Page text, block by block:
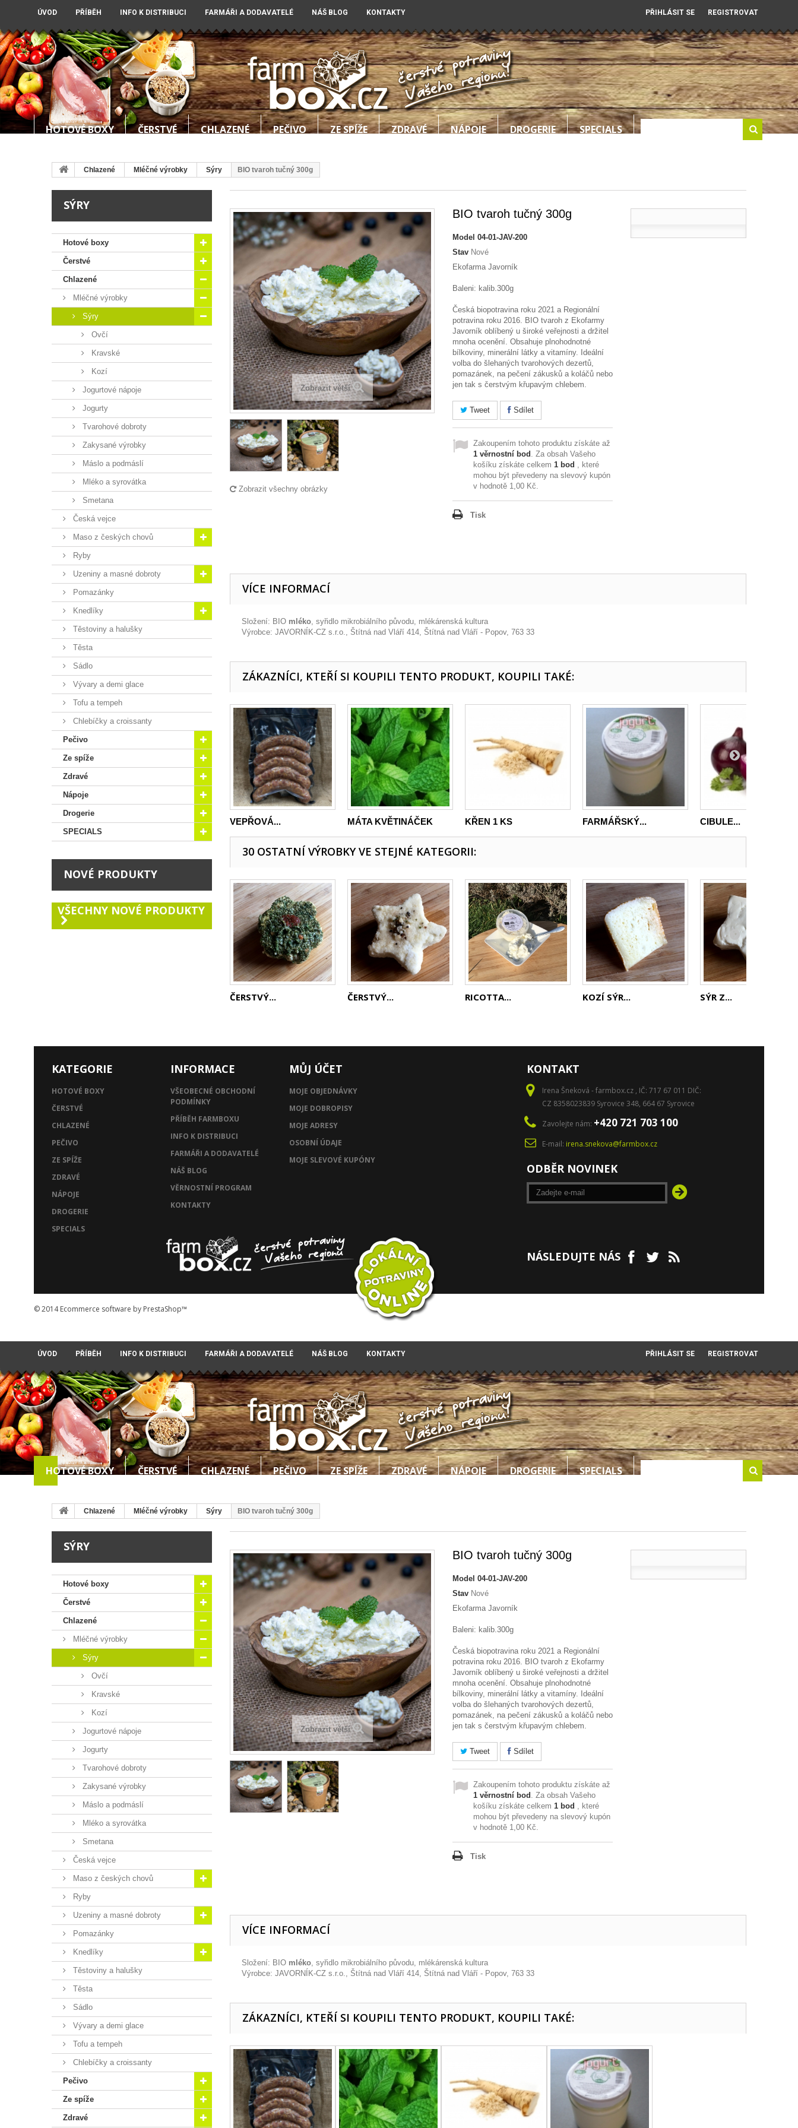
ÚVOD PŘÍBĚH INFO K DISTRIBUCI FARMÁŘI A DODAVATELÉ NÁŠ BLOG KONTAKTY PŘIHLÁSIT SE REGISTROVAT
HOTOVÉ BOXY ČERSTVÉ CHLAZENÉ PEČIVO ZE SPÍŽE ZDRAVÉ NÁPOJE DROGERIE SPECIALS
Chlazené Mléčné výrobky Sýry BIO tvaroh tučný 300g
SÝRY
Hotové boxy
Čerstvé
Chlazené
Mléčné výrobky
Sýry
Ovčí
Kravské
Kozí
Jogurtové nápoje
Jogurty
Tvarohové dobroty
Zakysané výrobky
Máslo a podmáslí
Mléko a syrovátka
Smetana
Česká vejce
Maso z českých chovů
Ryby
Uzeniny a masné dobroty
Pomazánky
Knedlíky
Těstoviny a halušky
Těsta
Sádlo
Vývary a demi glace
Tofu a tempeh
Chlebíčky a croissanty
Pečivo
Ze spíže
Zdravé
Nápoje
Drogerie
SPECIALS
NOVÉ PRODUKTY
VŠECHNY NOVÉ PRODUKTY
Zobrazit větší
Zobrazit všechny obrázky
BIO tvaroh tučný 300g
Model 04-01-JAV-200
Stav Nové
Ekofarma Javorník
Baleni: kalib.300g
Česká biopotravina roku 2021 a Regionální
potravina roku 2016. BIO tvaroh z Ekofarmy
Javorník oblíbený u široké veřejnosti a držitel
mnoha ocenění. Obsahuje plnohodnotné
bílkoviny, minerální látky a vitamíny. Ideální
volba do šlehaných tvarohových dezertů,
pomazánek, na pečení zákusků a koláčů nebo
jen tak s čerstvým křupavým chlebem.
Tweet Sdílet
Zakoupením tohoto produktu získáte až
1 věrnostní bod . Za obsah Vašeho
košíku získáte celkem 1 bod , které
mohou být převedeny na slevový kupón
v hodnotě 1,00 Kč.
Tisk
VÍCE INFORMACÍ
Složení: BIO mléko, syřidlo mikrobiálního původu, mlékárenská kultura
Výrobce: JAVORNÍK-CZ s.r.o., Štítná nad Vláří 414, Štítná nad Vláří - Popov, 763 33
ZÁKAZNÍCI, KTEŘÍ SI KOUPILI TENTO PRODUKT, KOUPILI TAKÉ:
VEPŘOVÁ... MÁTA KVĚTINÁČEK KŘEN 1 KS FARMÁŘSKÝ... CIBULE...
30 OSTATNÍ VÝROBKY VE STEJNÉ KATEGORII:
ČERSTVÝ... ČERSTVÝ... RICOTTA... KOZÍ SÝR... SÝR Z...
KATEGORIE
HOTOVÉ BOXY
ČERSTVÉ
CHLAZENÉ
PEČIVO
ZE SPÍŽE
ZDRAVÉ
NÁPOJE
DROGERIE
SPECIALS
INFORMACE
VŠEOBECNÉ OBCHODNÍ
PODMÍNKY
PŘÍBĚH FARMBOXU
INFO K DISTRIBUCI
FARMÁŘI A DODAVATELÉ
NÁŠ BLOG
VĚRNOSTNÍ PROGRAM
KONTAKTY
© 2014Ecommerce software by PrestaShop™
MŮJ ÚČET
MOJE OBJEDNÁVKY
MOJE DOBROPISY
MOJE ADRESY
OSOBNÍ ÚDAJE
MOJE SLEVOVÉ KUPÓNY
KONTAKT
Irena Šneková - farmbox.cz , IČ: 717 67 011 DIČ:
CZ 8358023839 Syrovice 348, 664 67 Syrovice
Zavolejte nám: +420 721 703 100
E-mail: irena.snekova@farmbox.cz
ODBĚR NOVINEK
NÁSLEDUJTE NÁS
ÚVOD PŘÍBĚH INFO K DISTRIBUCI FARMÁŘI A DODAVATELÉ NÁŠ BLOG KONTAKTY PŘIHLÁSIT SE REGISTROVAT
HOTOVÉ BOXY ČERSTVÉ CHLAZENÉ PEČIVO ZE SPÍŽE ZDRAVÉ NÁPOJE DROGERIE SPECIALS
Chlazené Mléčné výrobky Sýry BIO tvaroh tučný 300g
SÝRY
Hotové boxy
Čerstvé
Chlazené
Mléčné výrobky
Sýry
Ovčí
Kravské
Kozí
Jogurtové nápoje
Jogurty
Tvarohové dobroty
Zakysané výrobky
Máslo a podmáslí
Mléko a syrovátka
Smetana
Česká vejce
Maso z českých chovů
Ryby
Uzeniny a masné dobroty
Pomazánky
Knedlíky
Těstoviny a halušky
Těsta
Sádlo
Vývary a demi glace
Tofu a tempeh
Chlebíčky a croissanty
Pečivo
Ze spíže
Zdravé
Zobrazit větší
BIO tvaroh tučný 300g
Model 04-01-JAV-200
Stav Nové
Ekofarma Javorník
Baleni: kalib.300g
Česká biopotravina roku 2021 a Regionální
potravina roku 2016. BIO tvaroh z Ekofarmy
Javorník oblíbený u široké veřejnosti a držitel
mnoha ocenění. Obsahuje plnohodnotné
bílkoviny, minerální látky a vitamíny. Ideální
volba do šlehaných tvarohových dezertů,
pomazánek, na pečení zákusků a koláčů nebo
jen tak s čerstvým křupavým chlebem.
Tweet Sdílet
Zakoupením tohoto produktu získáte až
1 věrnostní bod . Za obsah Vašeho
košíku získáte celkem 1 bod , které
mohou být převedeny na slevový kupón
v hodnotě 1,00 Kč.
Tisk
VÍCE INFORMACÍ
Složení: BIO mléko, syřidlo mikrobiálního původu, mlékárenská kultura
Výrobce: JAVORNÍK-CZ s.r.o., Štítná nad Vláří 414, Štítná nad Vláří - Popov, 763 33
ZÁKAZNÍCI, KTEŘÍ SI KOUPILI TENTO PRODUKT, KOUPILI TAKÉ: